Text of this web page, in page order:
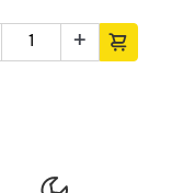
+